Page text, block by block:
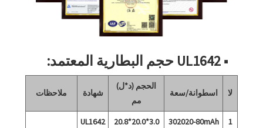
■ UL1642 حجم البطارية المعتمد:
لا اسطوانة/سعة
الحجم (د*ل)
مم
شهادة ملاحظات
1
302020-80mAh
3.0*20.0*20.8
UL1642